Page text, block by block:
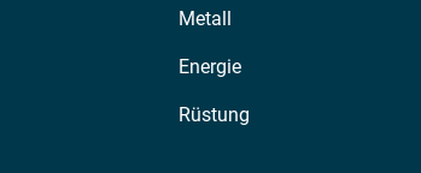
Metall
Energie
Rüstung